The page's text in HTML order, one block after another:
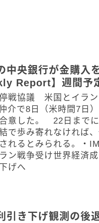
中央銀行が金購入
Report】週間予
戦協議 米国とイラ
介で8日（米時間7日
意した。 22日まで
で歩み寄れなければ
れるとみられる。・
ン戦争受け世界経済
げへ
引き下げ観測の後